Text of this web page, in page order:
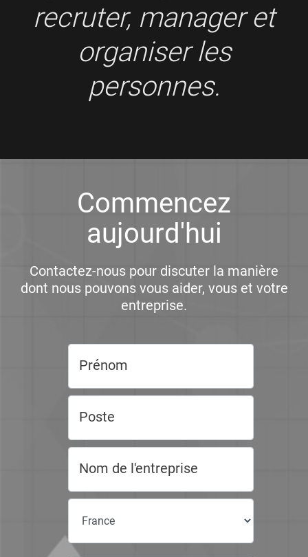
recruter, manager et
organiser les
personnes.
Commencez
aujourd'hui
Contactez-nous pour discuter la manière
dont nous pouvons vous aider, vous et votre
entreprise.